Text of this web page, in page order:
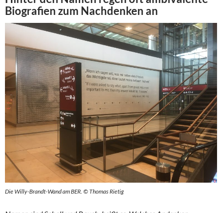
Biografien zum Nachdenken an
Die Willy-Brandt-Wand am BER. © Thomas Rietig